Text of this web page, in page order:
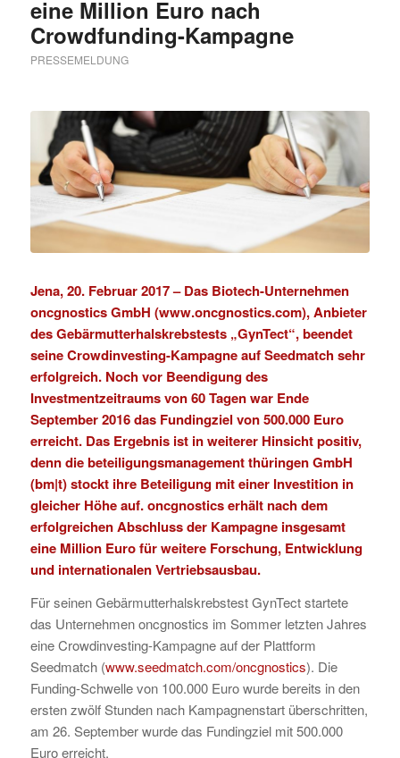
eine Million Euro nach
Crowdfunding-Kampagne
PRESSEMELDUNG
Jena, 20. Februar 2017 –Das Biotech-Unternehmen
oncgnostics GmbH (www.oncgnostics.com), Anbieter
des Gebärmutterhalskrebstests „GynTect“, beendet
seine Crowdinvesting-Kampagne auf Seedmatch sehr
erfolgreich. Noch vor Beendigung des
Investmentzeitraums von 60 Tagen war Ende
September 2016 das Fundingziel von 500.000 Euro
erreicht. Das Ergebnis ist in weiterer Hinsicht positiv,
denn die beteiligungsmanagement thüringen GmbH
(bm|t) stockt ihre Beteiligung mit einer Investition in
gleicher Höhe auf. oncgnostics erhält nach dem
erfolgreichen Abschluss der Kampagne insgesamt
eine Million Euro für weitere Forschung, Entwicklung
und internationalen Vertriebsausbau.
Für seinen Gebärmutterhalskrebstest GynTect startete
das Unternehmen oncgnostics im Sommer letzten Jahres
eine Crowdinvesting-Kampagne auf der Plattform
Seedmatch (www.seedmatch.com/oncgnostics). Die
Funding-Schwelle von 100.000 Euro wurde bereits in den
ersten zwölf Stunden nach Kampagnenstart überschritten,
am 26. September wurde das Fundingziel mit 500.000
Euro erreicht.